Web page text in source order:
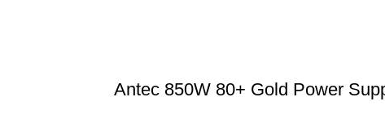
Antec 850W 80+ Gold Power